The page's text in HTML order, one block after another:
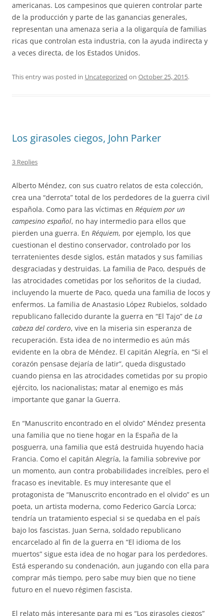
americanas. Los campesinos que quieren controlar parte
de la producción y parte de las ganancias generales,
representan una amenaza seria a la oligarquía de familias
ricas que controlan esta industria, con la ayuda indirecta y
a veces directa, de los Estados Unidos.
This entry was posted in Uncategorized on October 25, 2015.
Los girasoles ciegos, John Parker
3 Replies
Alberto Méndez, con sus cuatro relatos de esta colección,
crea una “derrota” total de los perdedores de la guerra civil
española. Como para las víctimas en Réquiem por un
campesino español, no hay intermedio para ellos que
pierden una guerra. En Réquiem, por ejemplo, los que
cuestionan el destino conservador, controlado por los
terratenientes desde siglos, están matados y sus familias
desgraciadas y destruidas. La familia de Paco, después de
las atrocidades cometidas por los señoritos de la ciudad,
incluyendo la muerte de Paco, queda una familia de locos y
enfermos. La familia de Anastasio López Rubielos, soldado
republicano fallecido durante la guerra en “El Tajo” de La
cabeza del cordero, vive en la miseria sin esperanza de
recuperación. Esta idea de no intermedio es aún más
evidente en la obra de Méndez. El capitán Alegría, en “Si el
corazón pensase dejaría de latir”, queda disgustado
cuando piensa en las atrocidades cometidas por su propio
ejército, los nacionalistas; matar al enemigo es más
importante que ganar la Guerra.
En “Manuscrito encontrado en el olvido” Méndez presenta
una familia que no tiene hogar en la España de la
posguerra, una familia que está destruida huyendo hacia
Francia. Como el capitán Alegría, la familia sobrevive por
un momento, aun contra probabilidades increíbles, pero el
fracaso es inevitable. Es muy interesante que el
protagonista de “Manuscrito encontrado en el olvido” es un
poeta, un artista moderna, como Federico García Lorca;
tendría un tratamiento especial si se quedaba en el país
bajo los fascistas. Juan Serna, soldado republicano
encarcelado al fin de la guerra en “El idioma de los
muertos” sigue esta idea de no hogar para los perdedores.
Está esperando su condenación, aun jugando con ella para
comprar más tiempo, pero sabe muy bien que no tiene
futuro en el nuevo régimen fascista.
El relato más interesante para mi es “Los girasoles ciegos”